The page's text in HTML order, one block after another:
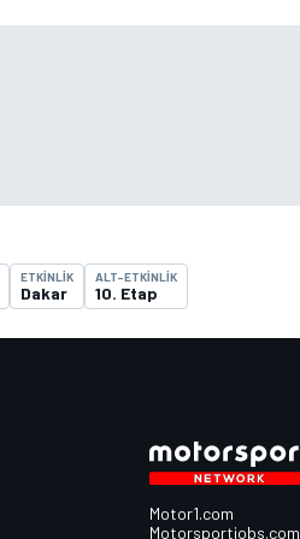
ETKINLIK
Dakar
ALT-ETKINLIK
10. Etap
Motor1.com
Motorsportjobs.com